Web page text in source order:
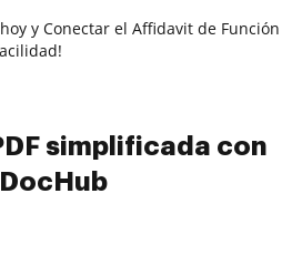
y Conectar el Affidavit de Función
simplificada con
DocHub